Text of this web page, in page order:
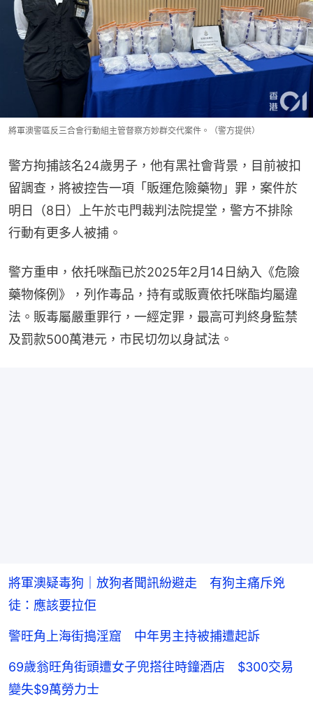
將軍澳警區反三合會行動組主管督察方妙群交代案件。（警方提供）
警方拘捕該名24歲男子，他有黑社會背景，目前被扣
留調查，將被控告一項「販運危險藥物」罪，案件於
明日（8日）上午於屯門裁判法院提堂，警方不排除
行動有更多人被捕。
警方重申，依托咪酯已於2025年2月14日納入《危險
藥物條例》，列作毒品，持有或販賣依托咪酯均屬違
法。販毒屬嚴重罪行，一經定罪，最高可判終身監禁
及罰款500萬港元，市民切勿以身試法。
將軍澳疑毒狗｜放狗者聞訊紛避走 有狗主痛斥兇
徒：應該要拉佢
警旺角上海街搗淫窟 中年男主持被捕遭起訴
69歲翁旺角街頭遭女子兜搭往時鐘酒店 $300交易
變失$9萬勞力士